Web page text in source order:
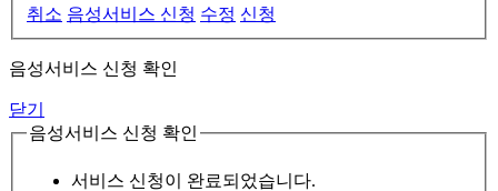
취소 음성서비스 신청 수정 신청
음성서비스 신청 확인
닫기
음성서비스 신청 확인
서비스 신청이 완료되었습니다.